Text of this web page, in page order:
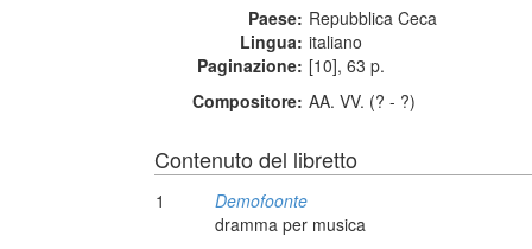
Paese: Repubblica Ceca
Lingua: italiano
Paginazione: [10], 63 p.
Compositore: AA. VV. (? - ?)
Contenuto del libretto
1
Demofoonte
dramma per musica